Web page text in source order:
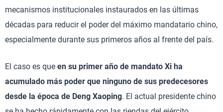
mecanismos institucionales instaurados en las últimas
décadas para reducir el poder del máximo mandatario chino,
especialmente durante sus primeros años al frente del país.
El caso es que en su primer año de mandato Xi ha
acumulado más poder que ninguno de sus predecesores
desde la época de Deng Xaoping. El actual presidente chino